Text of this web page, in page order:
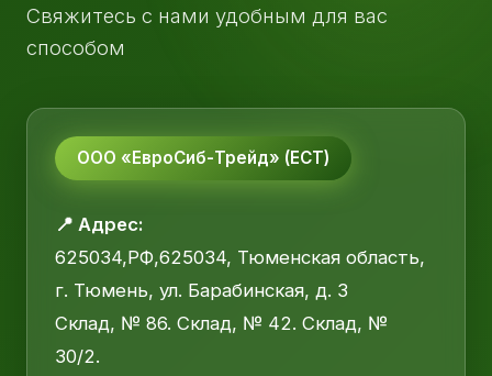
Свяжитесь с нами удобным для вас
способом
ООО «ЕвроСиб-Трейд» (ЕСТ)
📍 Адрес:
625034,РФ,625034, Тюменская область,
г. Тюмень, ул. Барабинская, д. 3
Склад, № 86. Склад, № 42. Склад, №
30/2.